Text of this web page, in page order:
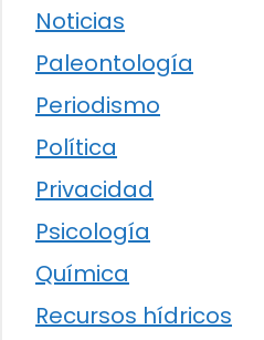
Noticias
Paleontología
Periodismo
Política
Privacidad
Psicología
Química
Recursos hídricos